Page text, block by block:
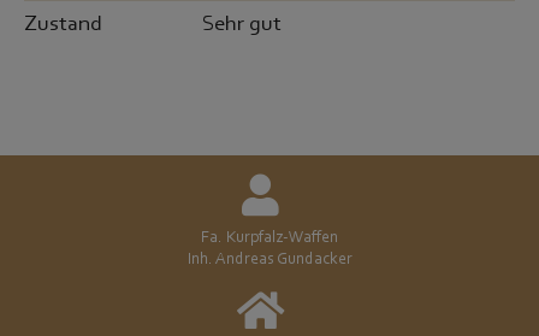
Zustand Sehr gut
Fa. Kurpfalz-Waffen
Inh. Andreas Gundacker